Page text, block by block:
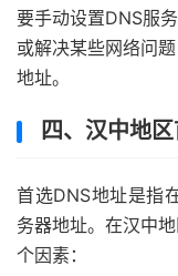
要手动设置DNS服
或解决某些网络问
地址。
四、汉中地
首选DNS地址是指
务器地址。在汉中
个因素：